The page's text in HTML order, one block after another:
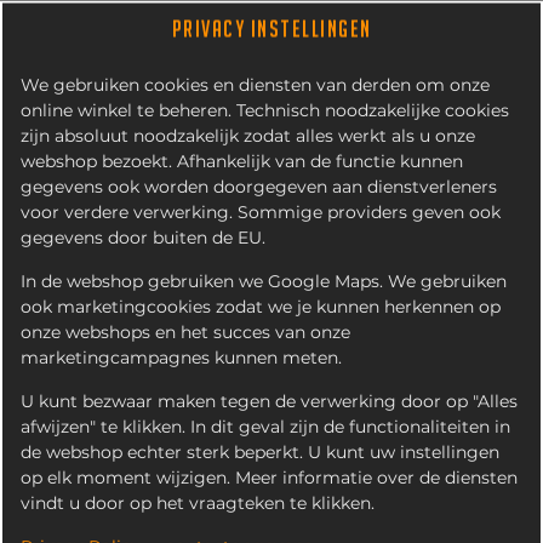
PRIVACY INSTELLINGEN
We gebruiken cookies en diensten van derden om onze
online winkel te beheren. Technisch noodzakelijke cookies
zijn absoluut noodzakelijk zodat alles werkt als u onze
webshop bezoekt. Afhankelijk van de functie kunnen
gegevens ook worden doorgegeven aan dienstverleners
voor verdere verwerking. Sommige providers geven ook
gegevens door buiten de EU.
In de webshop gebruiken we Google Maps. We gebruiken
ook marketingcookies zodat we je kunnen herkennen op
onze webshops en het succes van onze
marketingcampagnes kunnen meten.
U kunt bezwaar maken tegen de verwerking door op "Alles
afwijzen" te klikken. In dit geval zijn de functionaliteiten in
de webshop echter sterk beperkt. U kunt uw instellingen
op elk moment wijzigen. Meer informatie over de diensten
vindt u door op het vraagteken te klikken.
NASISCHIJF